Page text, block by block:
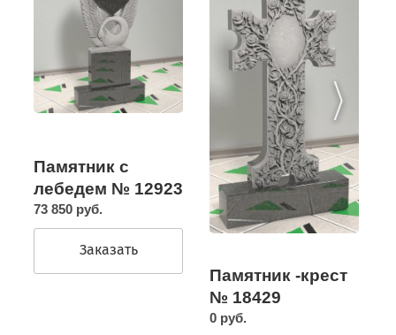
Памятник с
лебедем № 12923
73 850 руб.
Заказать
Памятник -крест
№ 18429
0 руб.